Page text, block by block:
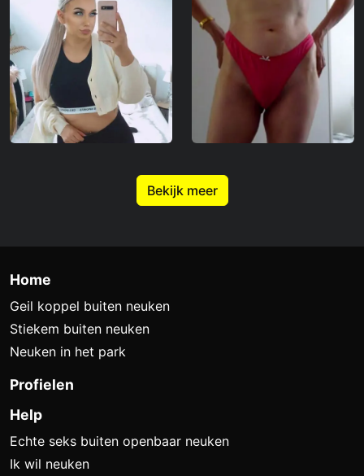
Bekijk meer
Home
Geil koppel buiten neuken
Stiekem buiten neuken
Neuken in het park
Profielen
Help
Echte seks buiten openbaar neuken
Ik wil neuken